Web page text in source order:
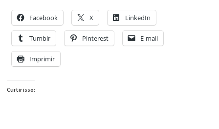
Facebook X LinkedIn
Tumblr Pinterest E-mail
Imprimir
Curtir isso: